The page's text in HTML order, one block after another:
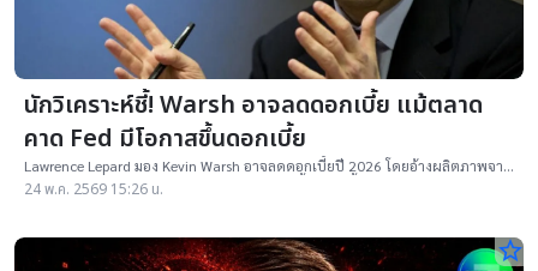
นักวิเคราะห์ชี้! Warsh อาจลดดอกเบี้ย แม้ตลาด
คาด Fed มีโอกาสขึ้นดอกเบี้ย
Lawrence Lepard มอง Kevin Warsh อาจลดดอกเบี้ยปี 2026 โดยอ้างผลิตภาพจาก
AI และเงินเฟ้อชะลอ แม้ตลาดยังคาด Fed อาจขึ้นดอกเบี้ย
24 พ.ค. 2569 15:26 น.
star_border